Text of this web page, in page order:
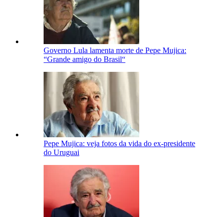
Governo Lula lamenta morte de Pepe Mujica:
“Grande amigo do Brasil“
Pepe Mujica: veja fotos da vida do ex-presidente
do Uruguai